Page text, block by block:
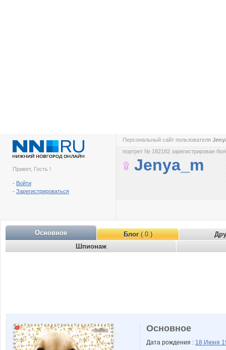
Привет, Гость !
- Войти
- Зарегистрироваться
Персональный сайт пользователя
портрет № 182182 зарегистрирован
Jenya_m
Основное Блог( 0 )
Шпионаж
Основное
Дата рождения : 18 Июня